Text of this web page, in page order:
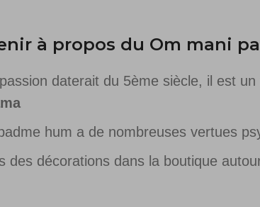
à propos du Om mani
daterait du 5ème siècle, il est
hum a de nombreuses vertues
des décorations dans la boutique